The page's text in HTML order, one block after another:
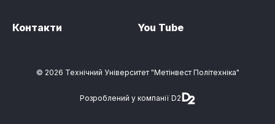
Контакти You Tube
© 2026 Технічний Університет "Метінвест Політехніка"
Розроблений у компанії D2